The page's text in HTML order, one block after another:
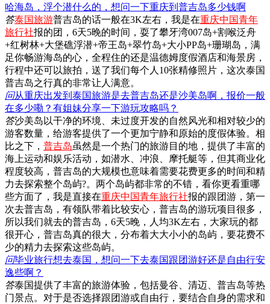
哈海岛，浮个潜什么的，想问一下重庆到普吉岛多少钱啊
答泰国旅游普吉岛的话一般在3K左右，我是在重庆中国青年
旅行社报的团，6天5晚的时间，耍了攀牙湾007岛+割喉泛舟
+红树林+大堡礁浮潜+帝王岛+翠竹岛+大小PP岛+珊瑚岛，满
足你畅游海岛的心，全程住的还是温德姆度假酒店和海景房，
行程中还可以旅拍，送了我们每个人10张精修照片，这次泰国
普吉岛之行真的非常让人满意。
问从重庆出发到泰国旅游是去普吉岛还是沙美岛啊，报价一般
在多少嘞？有姐妹分享一下游玩攻略吗？
答沙美岛以干净的环境、未过度开发的自然风光和相对较少的
游客数量，给游客提供了一个更加宁静和原始的度假体验。相
比之下， 普吉岛虽然是一个热门的旅游目的地，提供了丰富的
海上运动和娱乐活动，如潜水、冲浪、摩托艇等，但其商业化
程度较高，普吉岛的大规模也意味着需要花费更多的时间和精
力去探索整个岛屿?。两个岛屿都非常的不错，看你更看重哪
些方面了，我是直接在重庆中国青年旅行社报的跟团游，第一
次去普吉岛，有领队带着比较安心，普吉岛的游玩项目很多，
所以我们就去的普吉岛，6天5晚，人均3K左右，大家玩的都
很开心，普吉岛真的很大，分布着大大小小的岛屿，要花费不
少的精力去探索这些岛屿。
问毕业旅行想去泰国，想问一下去泰国跟团游好还是自由行安
逸些啊？
答泰国提供了丰富的旅游体验，包括曼谷、清迈、普吉岛等热
门景点。对于是否选择跟团游或自由行，要结合自身的需求和